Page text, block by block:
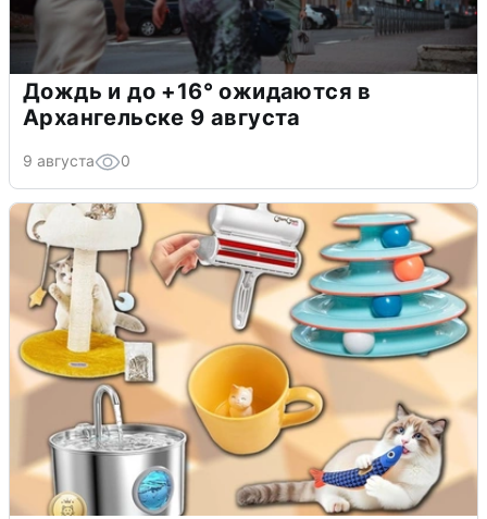
Дождь и до +16° ожидаются в
Архангельске 9 августа
9 августа 0